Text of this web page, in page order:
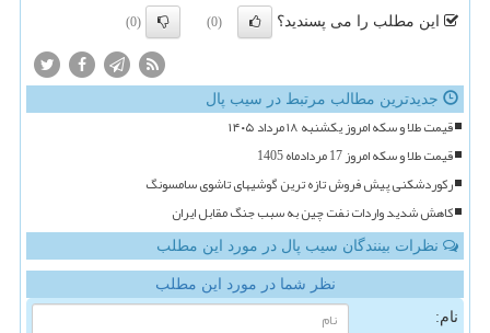
این مطلب را می پسندید؟ (0)
(0)
جدیدترین مطالب مرتبط در سیب پال
قیمت طلا و سکه امروز یکشنبه ۱۸ مرداد ۱۴۰۵
قیمت طلا و سکه امروز 17 مردادماه 1405
رکوردشکنی پیش فروش تازه ترین گوشیهای تاشوی سامسونگ
کاهش شدید واردات نفت چین به سبب جنگ مقابل ایران
نظرات بینندگان سیب پال در مورد این مطلب
نظر شما در مورد این مطلب
نام: